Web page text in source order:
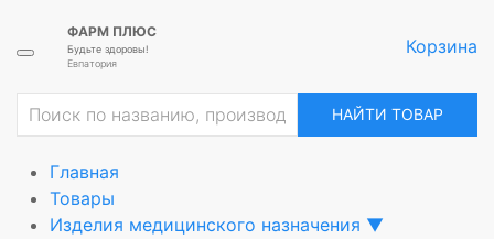
ФАРМ ПЛЮС
Будьте здоровы!
Евпатория
Корзина
НАЙТИ ТОВАР
Главная
Товары
Изделия медицинского назначения ▼